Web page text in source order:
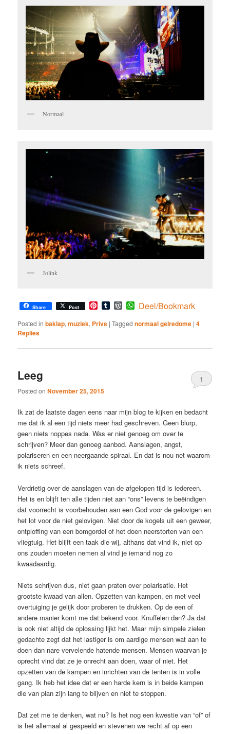
Normaal
Jolink
Share Post Pinterest
TumblrWordPress
WhatsApp
Deel/Bookmark
Posted in baklap,muziek, Prive |Tagged normaal gelredome |4
Replies
Leeg
Posted onNovember 25, 2015
1
Ik zat de laatste dagen eens naar mijn blog te kijken en bedacht
me dat ik al een tijd niets meer had geschreven. Geen blurp,
geen niets noppes nada. Was er niet genoeg om over te
schrijven? Meer dan genoeg aanbod. Aanslagen, angst,
polariseren en een neergaande spiraal. En dat is nou net waarom
ik niets schreef.
Verdrietig over de aanslagen van de afgelopen tijd is iedereen.
Het is en blijft ten alle tijden niet aan “ons” levens te beëindigen
dat voorrecht is voorbehouden aan een God voor de gelovigen en
het lot voor de niet gelovigen. Niet door de kogels uit een geweer,
ontploffing van een bomgordel of het doen neerstorten van een
vliegtuig. Het blijft een taak die wij, althans dat vind ik, niet op
ons zouden moeten nemen al vind je iemand nog zo
kwaadaardig.
Niets schrijven dus, niet gaan praten over polarisatie. Het
grootste kwaad van allen. Opzetten van kampen, en met veel
overtuiging je gelijk door proberen te drukken. Op de een of
andere manier komt me dat bekend voor. Knuffelen dan? Ja dat
is ook niet altijd de oplossing lijkt het. Maar mijn simpele zielen
gedachte zegt dat het lastiger is om aardige mensen wat aan te
doen dan nare vervelende hatende mensen. Mensen waarvan je
oprecht vind dat ze je onrecht aan doen, waar of niet. Het
opzetten van de kampen en inrichten van de tenten is in volle
gang. Ik heb het idee dat er een harde kern is in beide kampen
die van plan zijn lang te blijven en niet te stoppen.
Dat zet me te denken, wat nu? Is het nog een kwestie van “of” of
is het allemaal al gespeeld en stevenen we recht af op een